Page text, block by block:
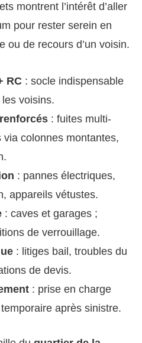
montrent l’intérêt d’aller
pour rester serein en
ou de recours d’un voisin.
RC : socle indispensable
les voisins.
: fuites multi-
colonnes montantes,
: pannes électriques,
appareils vétustes.
: caves et garages ;
de verrouillage.
: litiges bail, troubles du
de devis.
: prise en charge
après sinistre.